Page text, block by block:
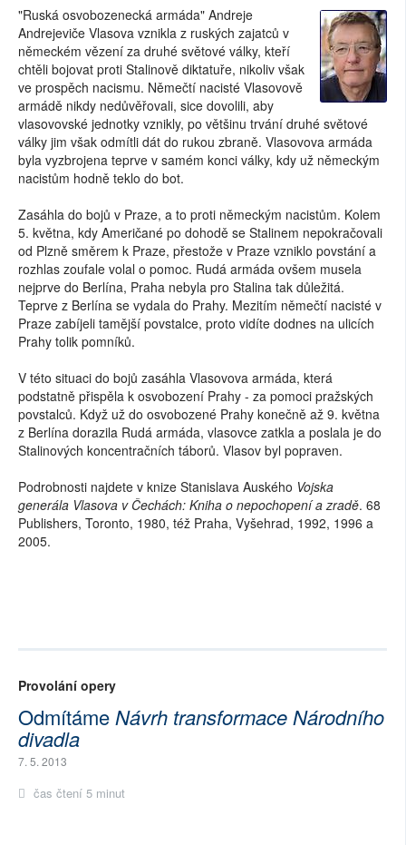
"Ruská osvobozenecká armáda" Andreje
Andrejeviče Vlasova vznikla z ruských zajatců v
německém vězení za druhé světové války, kteří
chtěli bojovat proti Stalinově diktatuře, nikoliv však
ve prospěch nacismu. Němečtí nacisté Vlasovově
armádě nikdy nedůvěřovali, sice dovolili, aby
vlasovovské jednotky vznikly, po většinu trvání druhé světové
války jim však odmítli dát do rukou zbraně. Vlasovova armáda
byla vyzbrojena teprve v samém konci války, kdy už německým
nacistům hodně teklo do bot.
Zasáhla do bojů v Praze, a to proti německým nacistům. Kolem
5. května, kdy Američané po dohodě se Stalinem nepokračovali
od Plzně směrem k Praze, přestože v Praze vzniklo povstání a
rozhlas zoufale volal o pomoc. Rudá armáda ovšem musela
nejprve do Berlína, Praha nebyla pro Stalina tak důležitá.
Teprve z Berlína se vydala do Prahy. Mezitím němečtí nacisté v
Praze zabíjeli tamější povstalce, proto vidíte dodnes na ulicích
Prahy tolik pomníků.
V této situaci do bojů zasáhla Vlasovova armáda, která
podstatně přispěla k osvobození Prahy - za pomoci pražských
povstalců. Když už do osvobozené Prahy konečně až 9. května
z Berlína dorazila Rudá armáda, vlasovce zatkla a poslala je do
Stalinových koncentračních táborů. Vlasov byl popraven.
Podrobnosti najdete v knize Stanislava Auského Vojska
generála Vlasova v Čechách: Kniha o nepochopení a zradě. 68
Publishers, Toronto, 1980, též Praha, Vyšehrad, 1992, 1996 a
2005.
Provolání opery
OdmítámeNávrh transformace Národního
divadla
7. 5. 2013
čas čtení 5 minut